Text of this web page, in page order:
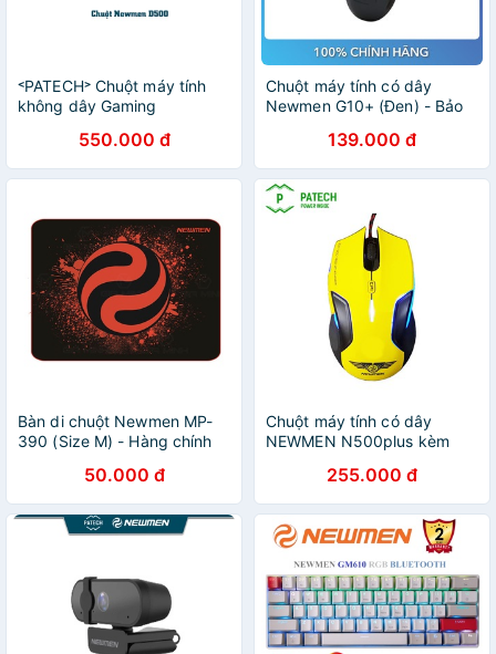
˂PATECH˃ Chuột máy tính
không dây Gaming
chính hãng550.000 đ
Chuột máy tính có dây
Newmen G10+ (Đen) - Bảo
139.000 đ
Bàn di chuột Newmen MP-
390 (Size M) - Hàng chính
50.000 đ
Chuột máy tính có dây
NEWMEN N500plus kèm
gaming-Hàng chính
hãng,Bảo hành 24 tháng
255.000 đ